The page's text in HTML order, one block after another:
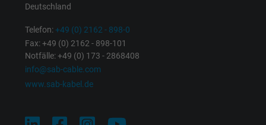
Name test_cookie, Google DoubleClick
Anbieter Google LLC
15 Minuten
Mithilfe dieser ID kann Google den Nutzer
Deutschland
Telefon:+49 (0) 2162 - 898-0
Fax: +49 (0) 2162 - 898-101
Notfälle: +49 (0) 173 - 2868408
info@sab-cable.com
www.sab-kabel.de